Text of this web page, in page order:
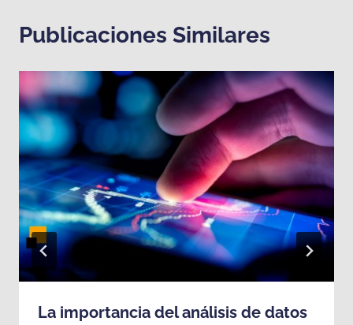
Publicaciones Similares
La importancia del análisis de datos